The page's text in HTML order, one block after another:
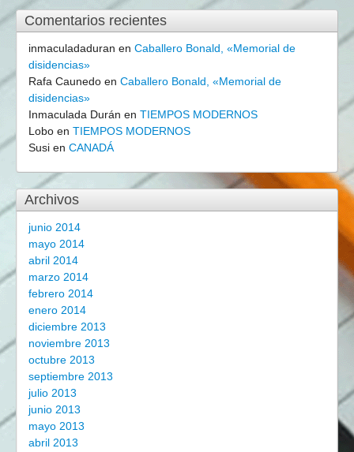
Comentarios recientes
inmaculadaduran en Caballero Bonald, «Memorial de
disidencias»
Rafa Caunedo en Caballero Bonald, «Memorial de
disidencias»
Inmaculada Durán en TIEMPOS MODERNOS
Lobo en TIEMPOS MODERNOS
Susi en CANADÁ
Archivos
junio 2014
mayo 2014
abril 2014
marzo 2014
febrero 2014
enero 2014
diciembre 2013
noviembre 2013
octubre 2013
septiembre 2013
julio 2013
junio 2013
mayo 2013
abril 2013